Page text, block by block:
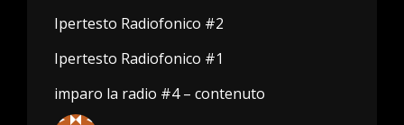
Ipertesto Radiofonico #2
Ipertesto Radiofonico #1
imparo la radio #4 – contenuto